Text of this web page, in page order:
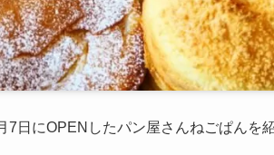
日にOPENしたパン屋さんねごぱんを